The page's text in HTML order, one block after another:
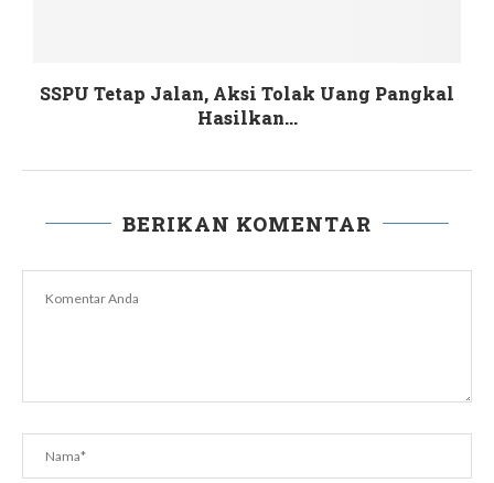
SSPU Tetap Jalan, Aksi Tolak Uang Pangkal
Hasilkan...
BERIKAN KOMENTAR